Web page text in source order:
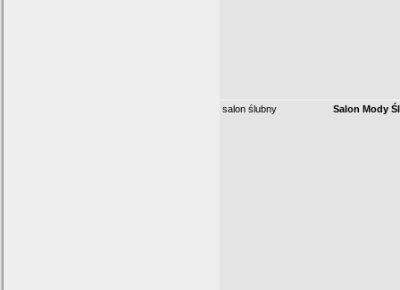
salon ślubny Salon Mody